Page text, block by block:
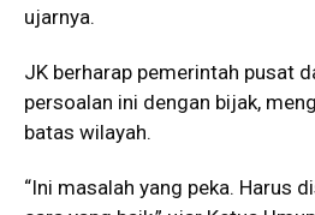
ujarnya.
JK berharap pemerintah pusat
persoalan ini dengan bijak,
batas wilayah.
“Ini masalah yang peka. Harus